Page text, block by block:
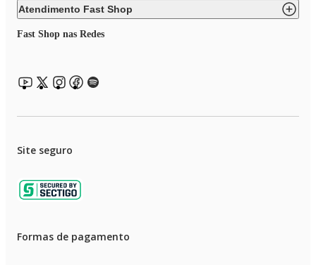
Atendimento Fast Shop
Fast Shop nas Redes
Site seguro
Formas de pagamento